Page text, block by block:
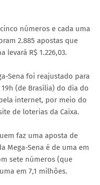
números e cada uma
2.885 apostas que
levará R$ 1.226,03.
Sena foi reajustado para
(de Brasília) do dia do
internet, por meio do
de loterias da Caixa.
faz uma aposta de
Mega-Sena é de uma em
sete números (que
em 7,1 milhões.